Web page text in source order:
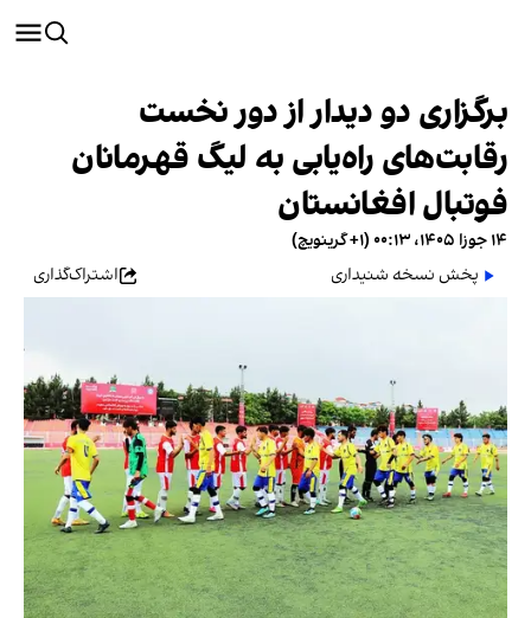
برگزاری دو دیدار از دور نخست
رقابت‌های راه‌یابی به لیگ قهرمانان
فوتبال افغانستان
۱۴ جوزا ۱۴۰۵، ۰۰:۱۳ (‎+۱ گرینویچ)
پخش نسخه شنیداری
اشتراک‌گذاری